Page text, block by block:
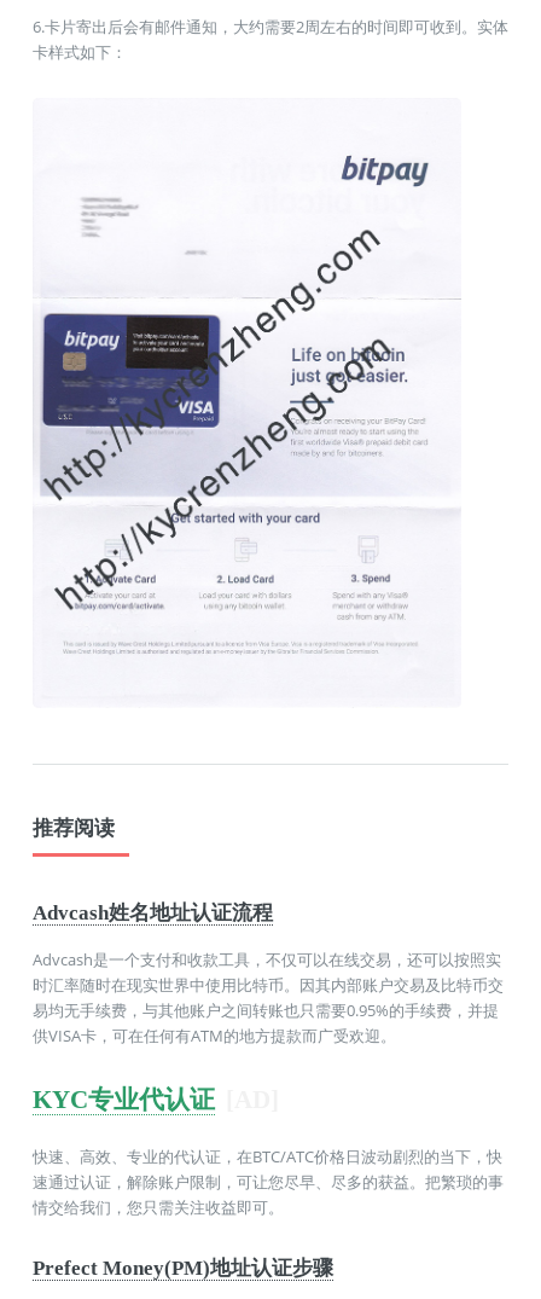
6.卡片寄出后会有邮件通知，大约需要2周左右的时间即可收到。实体
卡样式如下：
推荐阅读
Advcash姓名地址认证流程
Advcash是一个支付和收款工具，不仅可以在线交易，还可以按照实
时汇率随时在现实世界中使用比特币。因其内部账户交易及比特币交
易均无手续费，与其他账户之间转账也只需要0.95%的手续费，并提
供VISA卡，可在任何有ATM的地方提款而广受欢迎。
KYC专业代认证
快速、高效、专业的代认证，在BTC/ATC价格日波动剧烈的当下，快
速通过认证，解除账户限制，可让您尽早、尽多的获益。把繁琐的事
情交给我们，您只需关注收益即可。
Prefect Money(PM)地址认证步骤